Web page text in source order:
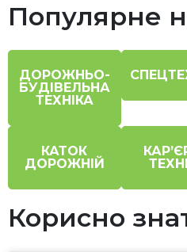
Популярне
ДОРОЖНЬО-
БУДІВЕЛЬНА
ТЕХНІКА
КАТОК
ДОРОЖНІЙ
Корисно